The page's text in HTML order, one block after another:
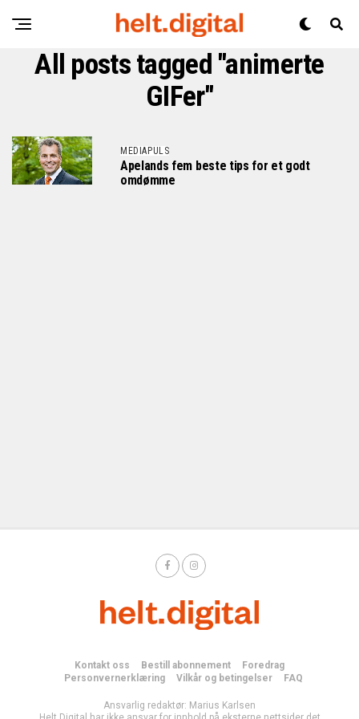
All posts tagged "animerte
GIFer"
MEDIAPULS
Apelands fem beste tips for et godt
omdømme
Kontakt oss Bestill abonnement
Foredrag
Personvernerklæring
Vilkår og betingelser FAQ
Ansvarlig redaktør: Marius Karlsen